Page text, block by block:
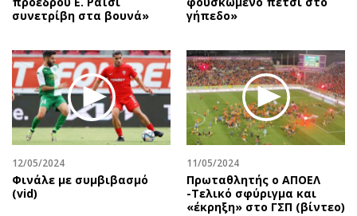
συνετρίβη στα βουνά»
γήπεδο»
12/05/2024
Φινάλε με συμβιβασμό
(vid)
11/05/2024
Πρωταθλητής ο ΑΠΟΕΛ
-Τελικό σφύριγμα και
«έκρηξη» στο ΓΣΠ (βίντεο)